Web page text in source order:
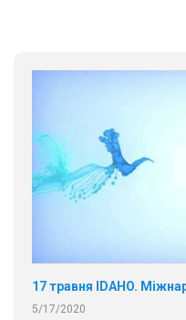
В цьому році, пандемія та
провести вуличні акції.
навіть коли ми у різних
разом. Ми закликаємо всіх
солідарності, приєднатися
423 Просмотров • 37